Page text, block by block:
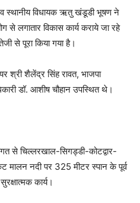
व स्थानीय विधायक ऋतु खंडूडी भूषण ने
से लगातार विकास कार्य कराये जा रहे
से पूरा किया गया है।
श्री शैलेंद्र सिंह रावत, भाजपा
डॉ. आशीष चौहान उपस्थित थे।
से चिल्लरखाल-सिगड्डी-कोटद्वार-
मालन नदी पर 325 मीटर स्पान के पूर्व
कार्य।